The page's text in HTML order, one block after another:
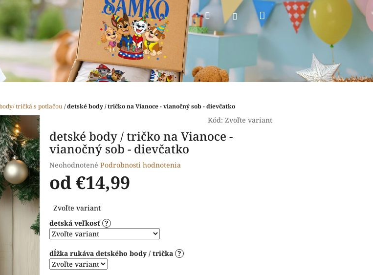
HľadaťPrihlásenieNákupný
tričká s potlačou/detské body / tričko na Vianoce - vianočný sob - dievčatko
Kód: Zvoľte variant
detské body / tričko na Vianoce -
vianočný sob - dievčatko
Priemerné
hodnotenie
produktu
0,0
5
hviezdičiek.
Neohodnotené Podrobnosti hodnotenia
od €14,99
cena:
Zvoľte variant
detská veľkosť ?
dĺžka rukáva detského body / trička ?